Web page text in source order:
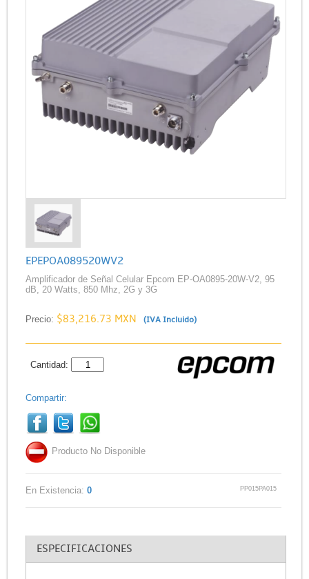
EPEPOA089520WV2
Amplificador de Señal Celular Epcom EP-OA0895-20W-V2, 95
dB, 20 Watts, 850 Mhz, 2G y 3G
Precio: $83,216.73 MXN (IVA Incluido)
Cantidad:
Compartir:
Producto No Disponible
En Existencia: 0 PP015PA015
ESPECIFICACIONES